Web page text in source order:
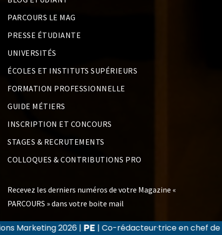
| | Co-rédacteur·trice en chef de la revue
PARCOURS LE MAG
PRESSE ÉTUDIANTE
UNIVERSITÉS
ÉCOLES ET INSTITUTS SUPÉRIEURS
FORMATION PROFESSIONNELLE
GUIDE MÉTIERS
INSCRIPTION ET CONCOURS
STAGES & RECRUTEMENTS
COLLOQUES & CONTRIBUTIONS PRO
Recevez les derniers numéros de votre Magazine «
PARCOURS » dans votre boite mail